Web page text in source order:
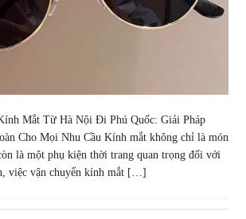
Mắt Từ Hà Nội Đi Phú Quốc: Giải Pháp
Cho Mọi Nhu Cầu Kính mắt không chỉ là món
là một phụ kiện thời trang quan trọng đối với
việc vận chuyển kính mắt […]